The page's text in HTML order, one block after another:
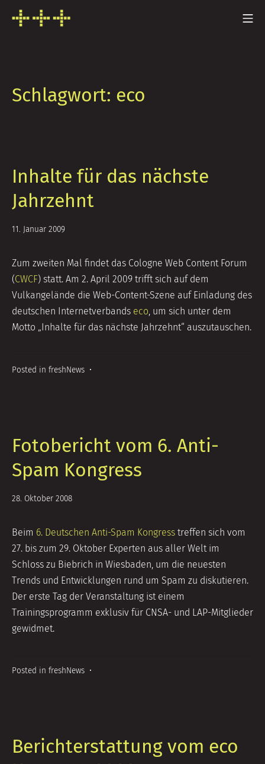
Inhalt
Schlagwort: eco
Inhalte für das nächste
Jahrzehnt
11. Januar 20095.
Zum zweiten Mal findet das Cologne Web Content Forum
(CWCF) statt. Am 2. April 2009 trifft sich auf dem
Vulkangelände die Web-Content-Szene auf Einladung des
deutschen Internetverbands eco, um sich unter dem
Motto „Inhalte für das nächste Jahrzehnt“ auszutauschen.
Posted in freshNews •
Fotobericht vom 6. Anti-
Spam Kongress
28. Oktober 20085.
Beim 6. Deutschen Anti-Spam Kongress treffen sich vom
27. bis zum 29. Oktober Experten aus aller Welt im
Schloss zu Biebrich in Wiesbaden, um die neuesten
Trends und Entwicklungen rund um Spam zu diskutieren.
Der erste Tag der Veranstaltung ist einem
Trainingsprogramm exklusiv für CNSA- und LAP-Mitglieder
gewidmet.
Posted in freshNews •
Berichterstattung vom eco